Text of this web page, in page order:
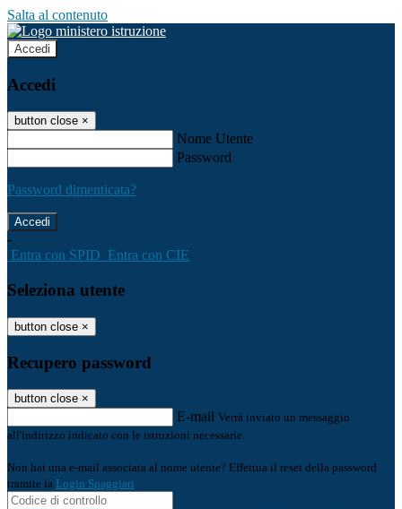
Salta al contenuto
Accedi
Accedi
button close ×
Nome Utente
Password
Password dimenticata?
-
Entra con SPID Entra con CIE
Seleziona utente
button close ×
Recupero password
button close ×
E-mail Verrà inviato un messaggio
all'indirizzo indicato con le istruzioni necessarie.
Non hai una e-mail associata al nome utente? Effettua il reset della password
tramite la Login Spaggiari